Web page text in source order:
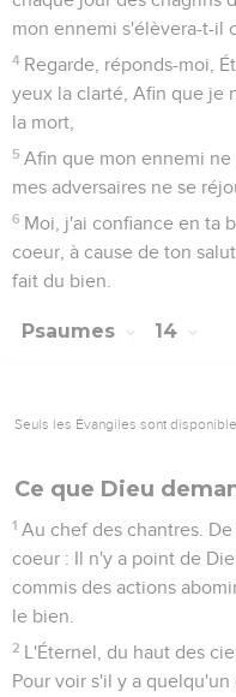
mon ennemi s'élèvera-t-il
4 Regarde, réponds-moi,
yeux la clarté, Afin que je
la mort,
5 Afin que mon ennemi ne
mes adversaires ne se
6 Moi, j'ai confiance en ta
coeur, à cause de ton
fait du bien.
Psaumes 14
Seuls les Évangiles sont
Ce que Dieu
1 Au chef des chantres.
coeur : Il n'y a point de
commis des actions
le bien.
2 L'Éternel, du haut des
Pour voir s'il y a